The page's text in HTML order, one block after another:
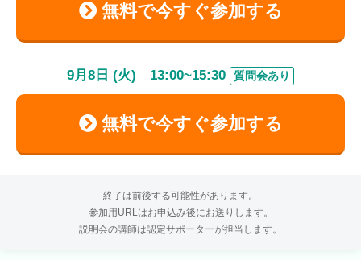
無料で今すぐ参加する
9月 8 日 (火) 13:00~15:30 質問会あり
無料で今すぐ参加する
終了は前後する可能性があります。
参加用URLはお申込み後にお送りします。
説明会の講師は認定サポーターが担当します。